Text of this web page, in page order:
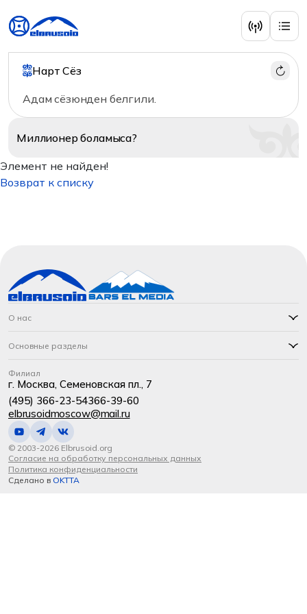
Нарт Сёз
Адам сёзюнден белгили.
Миллионерболамыса?
Элемент не найден!
Возврат к списку
О нас
Основные разделы
Филиал
г. Москва, Семеновская пл., 7
(495) 366-23-54366-39-60
elbrusoidmoscow@mail.ru
© 2003-2026 Elbrusoid.org
Согласие на обработку персональных данных
Политика конфиденциальности
Сделано в OKTTA